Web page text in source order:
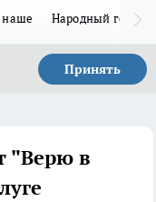
наше Народный герой
Принять
"Верю в